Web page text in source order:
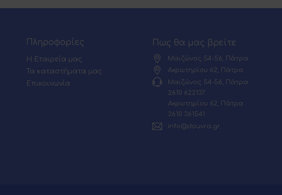
Πληροφορίες
Η Εταιρεία μας
Τα καταστήματα μας
Επικοινωνία
Πως θα μας βρείτε
Μαιζώνος 54-56, Πάτρα
Ακρωτηρίου 62, Πάτρα
Μαιζώνος 54-56, Πάτρα :
2610 622137
Ακρωτηρίου 62, Πάτρα :
2610 361541
info@douvris.gr